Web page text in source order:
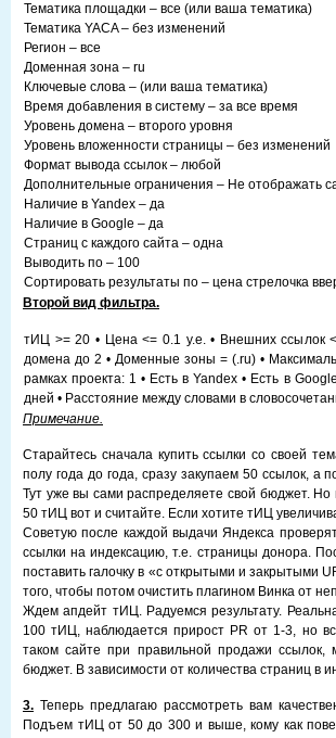
Тематика площадки – все (или ваша тематика)
Тематика YACA – без изменений
Регион – все
Доменная зона – ru
Ключевые слова – (или ваша тематика)
Время добавления в систему – за все время
Уровень домена – второго уровня
Уровень вложенности страницы – без изменений
Формат вывода ссылок – любой
Дополнительные ограничения – Не отображать
Наличие в Yandex – да
Наличие в Google – да
Страниц с каждого сайта – одна
Выводить по – 100
Сортировать результаты по – цена стрелочка
Второй вид фильтра.
тИЦ >= 20 • Цена <= 0.1 у.е. • Внешних ссылок
домена до 2 • Доменные зоны = (.ru) •
рамках проекта: 1 • Есть в Yandex • Есть в
дней • Расстояние между словами в
Примечание.
Старайтесь сначала купить ссылки со своей
полу года до года, сразу закупаем 50 ссылок, а
Тут уже вы сами распределяете свой бюджет.
50 тИЦ вот и считайте. Если хотите тИЦ
Советую после каждой выдачи Яндекса
ссылки на индексацию, т.е. страницы донора.
поставить галочку в «с открытыми и закрытыми
того, чтобы потом очистить плагином Винка от
Ждем апдейт тИЦ. Радуемся результату.
100 тИЦ, наблюдается прирост PR от 1-3, но
таком сайте при правильной продажи
бюджет. В зависимости от количества страниц в
3. Теперь предлагаю рассмотреть вам
Подъем тИЦ от 50 до 300 и выше, кому как